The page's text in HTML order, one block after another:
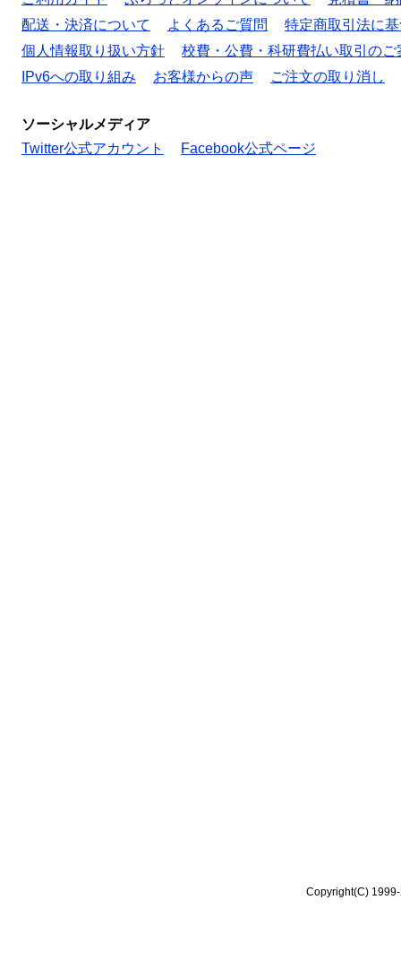
配送・決済について
よくあるご質問
特定商取引法に
個人情報取り扱い方針
校費・公費・科研費払い取引のご
IPv6への取り組み
お客様からの声 ご注文の取り消し
ソーシャルメディア
Twitter公式アカウント
Facebook公式ページ
Copyright(C)